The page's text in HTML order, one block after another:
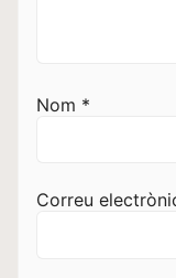
Nom *
Correu